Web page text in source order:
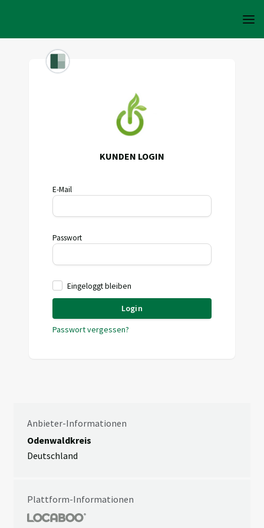
KUNDEN LOGIN
E-Mail
Passwort
Eingeloggt bleiben
Login
Passwort vergessen?
Anbieter-Informationen
Odenwaldkreis
Deutschland
Plattform-Informationen